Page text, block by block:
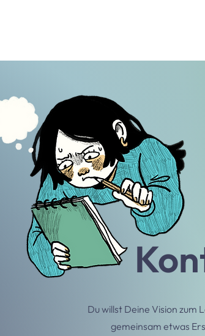
Du willst Deine Vision zum
gemeinsam etwas